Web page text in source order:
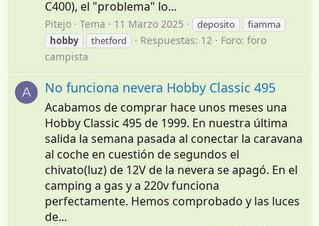
C400), el "problema" lo...
Pitejo Tema 11 Marzo 2025 deposito
fiamma
hobby
thetford Respuestas: 12 Foro:foro
campista
A No funciona nevera Hobby Classic 495
Acabamos de comprar hace unos meses una
Hobby Classic 495 de 1999. En nuestra última
salida la semana pasada al conectar la caravana
al coche en cuestión de segundos el
chivato(luz) de 12V de la nevera se apagó. En el
camping a gas y a 220v funciona
perfectamente. Hemos comprobado y las luces
de...